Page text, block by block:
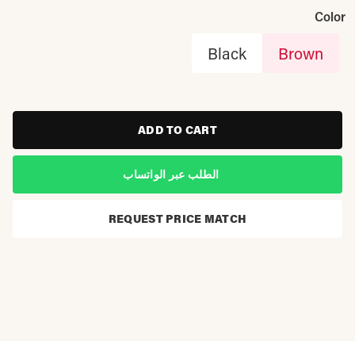
Color
Brown
Black
ADD TO CART
الطلب عبر الواتساب
REQUEST PRICE MATCH